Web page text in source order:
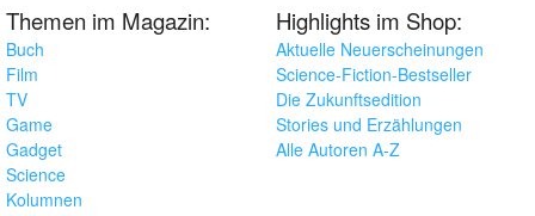
Themen im Magazin:
Buch
Film
TV
Game
Gadget
Science
Kolumnen
Highlights im Shop:
Aktuelle Neuerscheinungen
Science-Fiction-Bestseller
Die Zukunftsedition
Stories und Erzählungen
Alle Autoren A-Z